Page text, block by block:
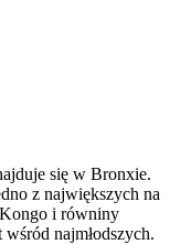
się w Bronxie.
z największych na
i równiny
najmłodszych.